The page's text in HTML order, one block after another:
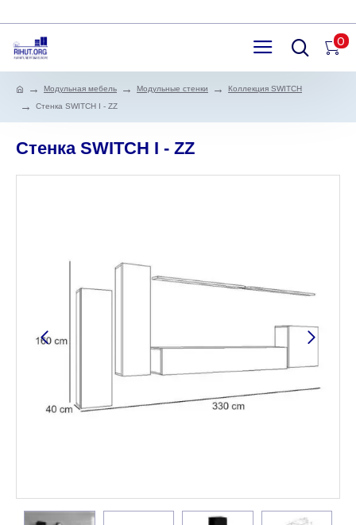
0
Модульная мебель Модульные стенки
Коллекция SWITCH
Стенка SWITCH I - ZZ
Стенка SWITCH I - ZZ